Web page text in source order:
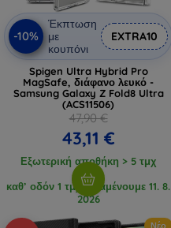
-10%
Έκπτωση
με
κουπόνι
EXTRA10
Spigen Ultra Hybrid Pro
MagSafe, διάφανο λευκό -
Samsung Galaxy Z Fold8 Ultra
(ACS11506)
47,90 €
43,11 €
Εξωτερική αποθήκη > 5 τμχ
καθ’ οδόν 1 τμχ, αναμένουμε 11. 8.
2026
Νέο